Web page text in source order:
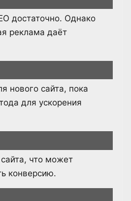
достаточно. Однако
реклама даёт
нового сайта, пока
для ускорения
что может
конверсию.